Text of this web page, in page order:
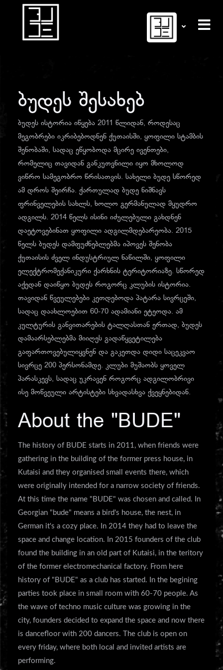
ბუდეს შესახებ
ბუდეს ისტორია იწყება 2011 წლიდან, როდესაც
მეგობრები იკრიბებოდნენ ქუთაისში, ყოფილი სტამბის
შენობაში, სადაც ეწყობოდა მცირე ივენთები,
რომელიც თავიდან განკუთვნილი იყო მხოლოდ
ვიწრო სამეგობრო წრისათვის. სახელი ბუდე სწორედ
ამ დროს შეირჩა. ქართულად ბუდე ნიშნავს
ფრინველების სახლს, ხოლო გერმანულად მყუდრო
ადგილს. 2014 წელს ისინი იძულებული გახდნენ
დაეტოვებინათ ყოფილი ადგილმდებარეობა. 2015
წელს ბუდეს დამფუძნებლებმა იპოვეს შენობა
ქუთაისის ძველ ინდუსტრიულ ნაწილში, ყოფილი
ელექტრომექანიკური ქარხნის ტერიტორიაზე. სწორედ
აქედან დაიწყო ბუდეს როგორც კლუბის ისტორია.
თავიდან წვეულებები კეთდებოდა პატარა სივრცეში,
სადაც დაახლოებით 60-70 ადამიანი ეტეოდა. ამ
კულტურის განვითარების ტალღასთან ერთად, ბუდეს
დამაარსებლებმა მიიღეს გადაწყვეტილება
გაფართოვებულიყვნენ და გაკეთდა დიდი საცეკვაო
სივრცე 200 პერსონამდე. კლუბი მუშაობს ყოველ
პარასკევს, სადაც უკრავენ როგორც ადგილობრივი
ისე მოწვეული არტისტები სხვადასხვა ქვეყნებიდან.
About the "BUDE"
The history of BUDE starts in 2011, when friends were
gathering in the building of the former press house, in
Kutaisi and they organised small events there, which
were originally intended for a narrow society of friends.
At this time the name "BUDE" was chosen and called. In
Georgian "bude" means a bird's house, the nest, in
German it's a cozy place. In 2014 they had to leave the
space and change location. In 2015 founders of the club
found the building in an old part of Kutaisi, in the teritory
of the former electromechanical factory. From here
history of "BUDE" as a club has started. In the begining
parties took place in small room with 60-70 people. As
the wave of techno music culture was growing in the
city, founders decided to expand the space and now there
is dancefloor with 200 dancers. The club is open on
every friday, where both local and invited artists are
performing.